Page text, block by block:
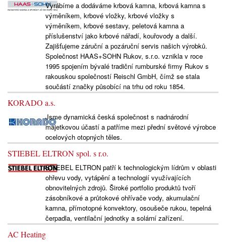
Vyrábíme a dodáváme krbová kamna, krbová kamna s
výměníkem, krbové vložky, krbové vložky s
výměníkem, krbové sestavy, peletová kamna a
příslušenství jako krbové nářadí, kouřovody a další.
Zajišťujeme záruční a pozáruční servis našich výrobků.
Společnost HAAS+SOHN Rukov, s.r.o. vznikla v roce
1995 spojením bývalé tradiční rumburské firmy Rukov s
rakouskou společností Reischl GmbH, čímž se stala
součástí značky působící na trhu od roku 1854.
KORADO a.s.
Jsme dynamická česká společnost s nadnárodní
majetkovou účastí a patříme mezi přední světové výrobce
ocelových otopných těles.
STIEBEL ELTRON spol. s r.o.
STIEBEL ELTRON patří k technologickým lídrům v oblasti
ohřevu vody, vytápění a technologií využívajících
obnovitelných zdrojů. Široké portfolio produktů tvoří
zásobníkové a průtokové ohřívače vody, akumulační
kamna, přímotopné konvektory, osoušeče rukou, tepelná
čerpadla, ventilační jednotky a solární zařízení.
AC Heating